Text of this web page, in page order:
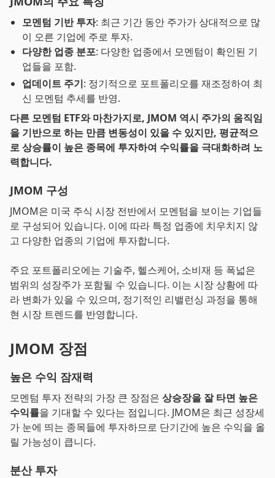
모멘텀 기반 투자: 최근 기간 동안 주가가 상대적으로 많
이 오른 기업에 주로 투자.
다양한 업종 분포: 다양한 업종에서 모멘텀이 확인된 기
업들을 포함.
업데이트 주기: 정기적으로 포트폴리오를 재조정하여 최
신 모멘텀 추세를 반영.
다른 모멘텀 ETF와 마찬가지로, JMOM 역시 주가의 움직임
을 기반으로 하는 만큼 변동성이 있을 수 있지만, 평균적으
로 상승률이 높은 종목에 투자하여 수익률을 극대화하려 노
력합니다.
JMOM 구성
JMOM은 미국 주식 시장 전반에서 모멘텀을 보이는 기업들
로 구성되어 있습니다. 이에 따라 특정 업종에 치우치지 않
고 다양한 업종의 기업에 투자합니다.
주요 포트폴리오에는 기술주, 헬스케어, 소비재 등 폭넓은
범위의 성장주가 포함될 수 있습니다. 이는 시장 상황에 따
라 변화가 있을 수 있으며, 정기적인 리밸런싱 과정을 통해
현 시장 트렌드를 반영합니다.
JMOM 장점
높은 수익 잠재력
모멘텀 투자 전략의 가장 큰 장점은 상승장을 잘 타면 높은
수익률을 기대할 수 있다는 점입니다. JMOM은 최근 성장세
가 눈에 띄는 종목들에 투자하므로 단기간에 높은 수익을 올
릴 가능성이 큽니다.
분산 투자